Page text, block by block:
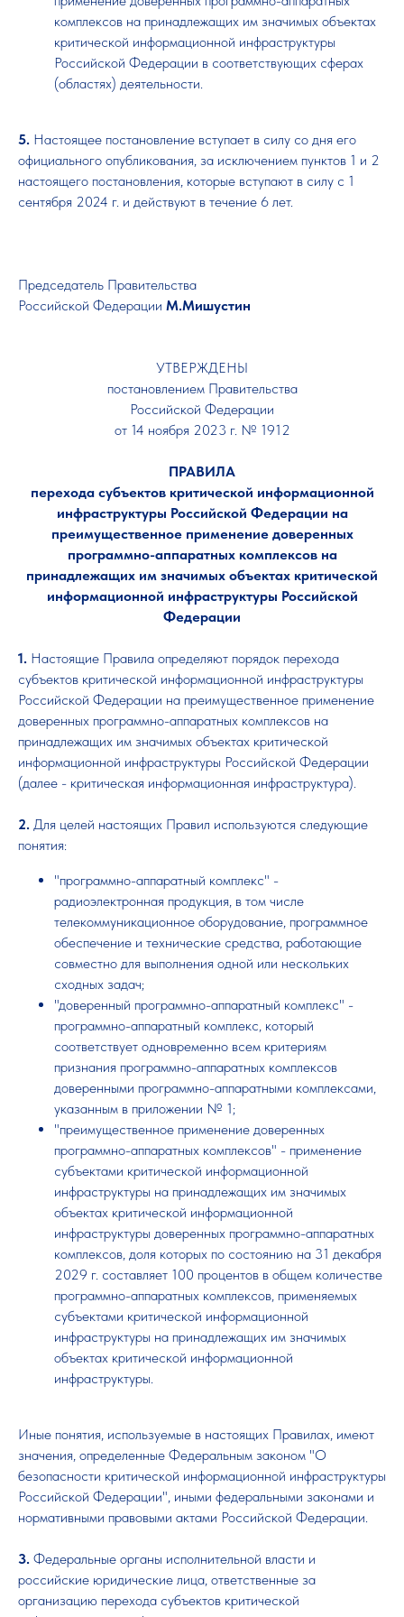
комплексов на принадлежащих им значимых объектах
критической информационной инфраструктуры
Российской Федерации в соответствующих сферах
(областях) деятельности.
5. Настоящее постановление вступает в силу со дня его
официального опубликования, за исключением пунктов 1 и 2
настоящего постановления, которые вступают в силу с 1
сентября 2024 г. и действуют в течение 6 лет.
Председатель Правительства
Российской Федерации М.Мишустин
УТВЕРЖДЕНЫ
постановлением Правительства
Российской Федерации
от 14 ноября 2023 г. № 1912
ПРАВИЛА
перехода субъектов критической информационной
инфраструктуры Российской Федерации на
преимущественное применение доверенных
программно-аппаратных комплексов на
принадлежащих им значимых объектах критической
информационной инфраструктуры Российской
Федерации
1. Настоящие Правила определяют порядок перехода
субъектов критической информационной инфраструктуры
Российской Федерации на преимущественное применение
доверенных программно-аппаратных комплексов на
принадлежащих им значимых объектах критической
информационной инфраструктуры Российской Федерации
(далее - критическая информационная инфраструктура).
2. Для целей настоящих Правил используются следующие
понятия:
"программно-аппаратный комплекс" -
радиоэлектронная продукция, в том числе
телекоммуникационное оборудование, программное
обеспечение и технические средства, работающие
совместно для выполнения одной или нескольких
сходных задач;
"доверенный программно-аппаратный комплекс" -
программно-аппаратный комплекс, который
соответствует одновременно всем критериям
признания программно-аппаратных комплексов
доверенными программно-аппаратными комплексами,
указанным в приложении № 1;
"преимущественное применение доверенных
программно-аппаратных комплексов" - применение
субъектами критической информационной
инфраструктуры на принадлежащих им значимых
объектах критической информационной
инфраструктуры доверенных программно-аппаратных
комплексов, доля которых по состоянию на 31 декабря
2029 г. составляет 100 процентов в общем количестве
программно-аппаратных комплексов, применяемых
субъектами критической информационной
инфраструктуры на принадлежащих им значимых
объектах критической информационной
инфраструктуры.
Иные понятия, используемые в настоящих Правилах, имеют
значения, определенные Федеральным законом "О
безопасности критической информационной инфраструктуры
Российской Федерации", иными федеральными законами и
нормативными правовыми актами Российской Федерации.
3. Федеральные органы исполнительной власти и
российские юридические лица, ответственные за
организацию перехода субъектов критической